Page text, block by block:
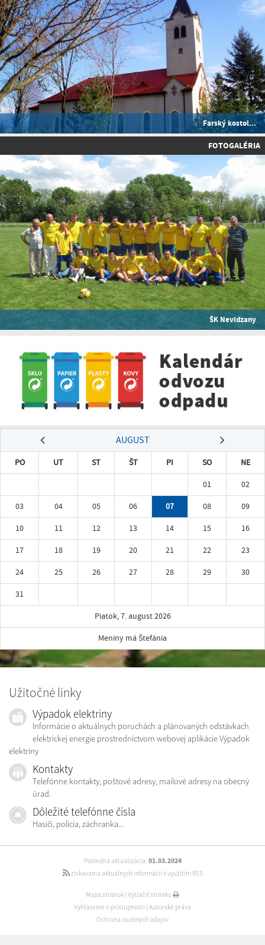
Farský kostol...
FOTOGALÉRIA
ŠK Nevidzany
AUGUST
PO UT ST ŠT PI SO
NE
01
02
03
04 05 06 07 08
09
10
11 12 13 14 15
16
17
18 19 20 21 22
23
24
25 26 27 28 29
30
31
Piatok, 7. august 2026
Meniny má Štefánia
Užitočné linky
Výpadok elektriny
Informácie o aktuálnych poruchách a plánovaných odstávkach
elektrickej energie prostredníctvom webovej aplikácie Výpadok
elektriny
Kontakty
Telefónne kontakty, poštové adresy, mailové adresy na obecný
úrad.
Dôležité telefónne čísla
Hasiči, polícia, záchranka...
Posledná aktualizácia: 01.03.2024
získavania aktuálnych informácií s využitím RSS
Mapa stránok | Vytlačiť stránku
Vyhlásenie o prístupnosti | Autorské práva
Ochrana osobných údajov